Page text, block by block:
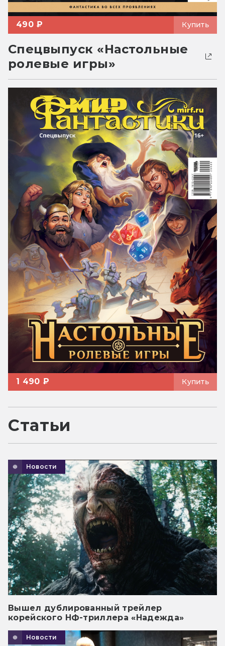
490 ₽ Купить
Спецвыпуск «Настольные
ролевые игры»
1 490 ₽ Купить
Статьи
Новости
Вышел дублированный трейлер
корейского НФ-триллера «Надежда»
Новости